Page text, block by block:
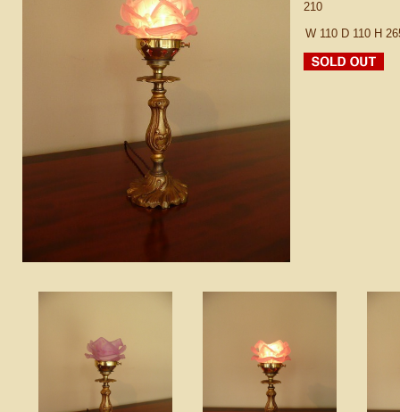
210
W 110 D 110 H